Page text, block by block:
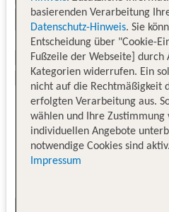
basierenden Verarbeitung
Datenschutz-Hinweis. Sie
Entscheidung über "Cookie-
Fußzeile der Webseite] durch
Kategorien widerrufen. Ein
nicht auf die Rechtmäßigkeit
erfolgten Verarbeitung aus.
wählen und Ihre Zustimmung
individuellen Angebote
notwendige Cookies sind aktiv.
Impressum